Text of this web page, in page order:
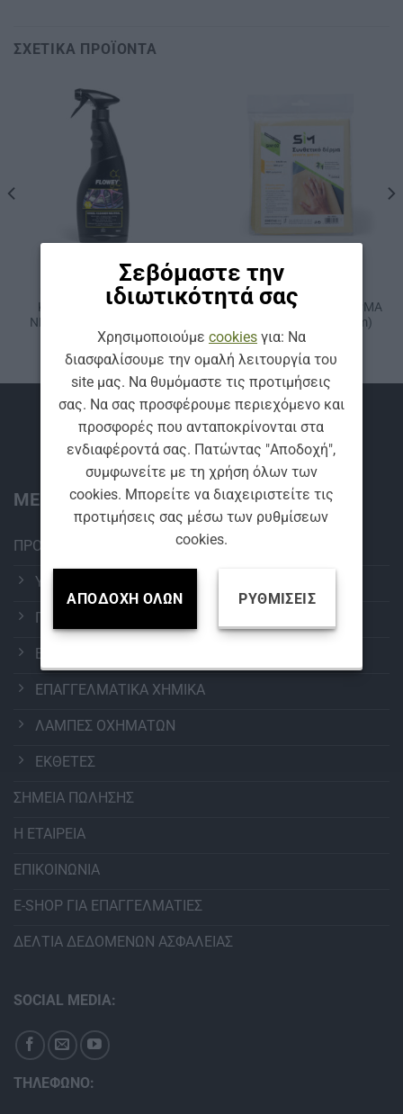
Σεβόμαστε την
ιδιωτικότητά σας
Χρησιμοποιούμε cookiesγια: Να
διασφαλίσουμε την ομαλή λειτουργία του
site μας. Να θυμόμαστε τις προτιμήσεις
σας. Να σας προσφέρουμε περιεχόμενο και
προσφορές που ανταποκρίνονται στα
ενδιαφέροντά σας. Πατώντας "Αποδοχή",
συμφωνείτε με τη χρήση όλων των
cookies. Μπορείτε να διαχειριστείτε τις
προτιμήσεις σας μέσω των ρυθμίσεων
cookies.
ΑΠΟΔΟΧΉ ΌΛΩΝ ΡΥΘΜΊΣΕΙΣ
ΣΧΕΤΙΚΆ ΠΡΟΪΌΝΤΑ
ΚΩΔ: 1.3
ΠΕΡΙΠΟΊΗΣΗ ΑΥΤΟΚΙΝΉΤΟΥ
ΚΑΘΑΡΙΣΤΙΚΟ ΖΑΝΤΩΝ
NEUTRAL FLOWEY 500 ml
ΚΩΔ: SIM102
ΠΕΡΙΠΟΊΗΣΗ ΑΥΤΟΚΙΝΉΤΟΥ
ΚΙΤΡΙΝΟ ΣΥΝΘΕΤΙΚΟ ΔΕΡΜΑ
SΙΜ 100% ΡΑ (64 x 38 cm)
Βρείτε μας
ΜΕΝΟΥ:
ΠΡΟΪΟΝΤΑ
ΥΑΛΟΚΑΘΑΡΙΣΤΗΡΕΣ
ΠΕΡΙΠΟΙΗΣΗ ΑΥΤΟΚΙΝΗΤΟΥ
ΕΞΟΠΛΙΣΜΟΣ ΠΛΥΝΤΗΡΙΩΝ
ΕΠΑΓΓΕΛΜΑΤΙΚΑ ΧΗΜΙΚΑ
ΛΑΜΠΕΣ ΟΧΗΜΑΤΩΝ
ΕΚΘΕΤΕΣ
ΣΗΜΕΙΑ ΠΩΛΗΣΗΣ
Η ΕΤΑΙΡΕΙΑ
ΕΠΙΚΟΙΝΩΝΙΑ
E-SHOP ΓΙΑ ΕΠΑΓΓΕΛΜΑΤΙΕΣ
ΔΕΛΤΙΑ ΔΕΔΟΜΕΝΩΝ ΑΣΦΑΛΕΙΑΣ
SOCIAL MEDIA:
ΤΗΛΕΦΩΝΟ: